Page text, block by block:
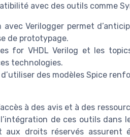
avec des outils comme
avec Verilogger permet
de prototypage.
for VHDL Verilog et les
technologies.
des modèles Spice
à des avis et à des
de ces outils dans
aux droits réservés assurent